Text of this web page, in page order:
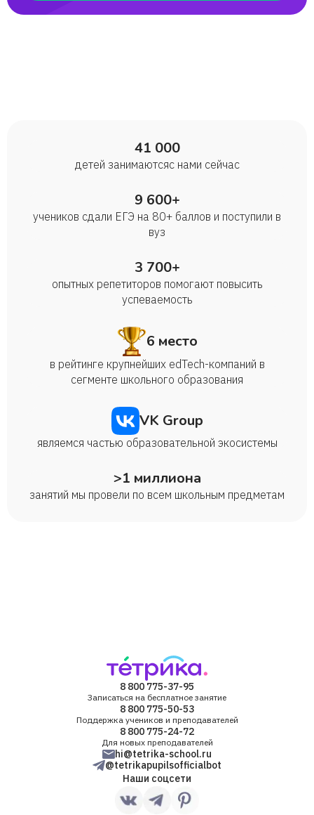
Милена
Наталья
Анастасия Кравцова
Кристина
Марина
Даниил
Александра
41 000
детей занимаются с нами сейчас
9 600+
учеников сдали ЕГЭ на 80+ баллов и поступили в
вуз
3 700+
опытных репетиторов помогают повысить
успеваемость
6 место
в рейтинге крупнейших edTech-компаний в
сегменте школьного образования
VK Group
являемся частью образовательной экосистемы
>1 миллиона
занятий мы провели по всем школьным предметам
8 800 775-37-95
Записаться на бесплатное занятие
8 800 775-50-53
Поддержка учеников и преподавателей
8 800 775-24-72
Для новых преподавателей
hi@tetrika-school.ru
@tetrikapupilsofficialbot
Наши соцсети